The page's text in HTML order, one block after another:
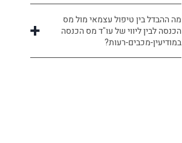
מה ההבדל בין טיפול עצמאי מול מס
הכנסה לבין ליווי של עו"ד מס הכנסה
במודיעין-מכבים-רעות?